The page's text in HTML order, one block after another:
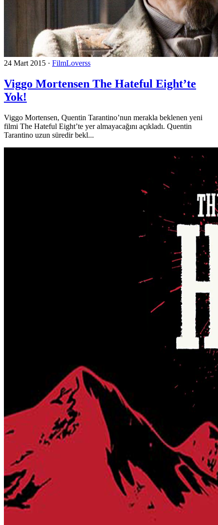
24 Mart 2015 · FilmLoverss
Viggo Mortensen The Hateful Eight’te
Yok!
Viggo Mortensen, Quentin Tarantino’nun merakla beklenen yeni
filmi The Hateful Eight’te yer almayacağını açıkladı. Quentin
Tarantino uzun süredir bekl...